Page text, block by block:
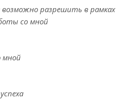
разрешить в рамках
со мной
мной